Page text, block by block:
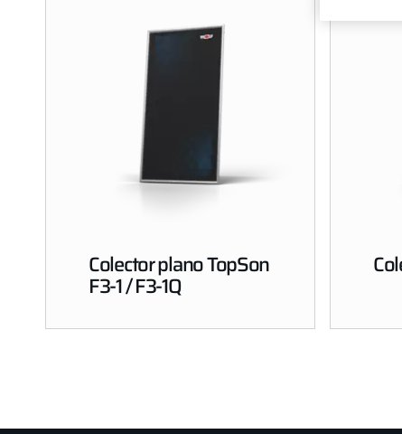
Colector plano TopSon
F3-1 / F3-1Q